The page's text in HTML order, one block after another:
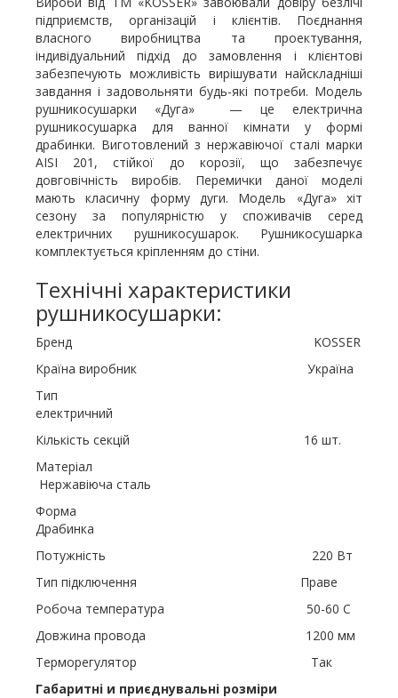
підприємств, організацій і клієнтів. Поєднання
власного виробництва та проектування,
індивідуальний підхід до замовлення і клієнтові
забезпечують можливість вирішувати найскладніші
завдання і задовольняти будь-які потреби. Модель
рушникосушарки «Дуга» — це електрична
рушникосушарка для ванної кімнати у формі
драбинки. Виготовлений з нержавіючої сталі марки
AISI 201, стійкої до корозії, що забезпечує
довговічність виробів. Перемички даної моделі
мають класичну форму дуги. Модель «Дуга» хіт
сезону за популярністю у споживачів серед
електричних рушникосушарок. Рушникосушарка
комплектується кріпленням до стіни.
Технічні характеристики
рушникосушарки:
Бренд KOSSER
Країна виробник Україна
Тип
електричний
Кількість секцій 16 шт.
Матеріал
Нержавіюча сталь
Форма
Драбинка
Потужність 220 Вт
Тип підключення Праве
Робоча температура 50-60 С
Довжина провода 1200 мм
Терморегулятор Так
Габаритні и приєднувальні розміри